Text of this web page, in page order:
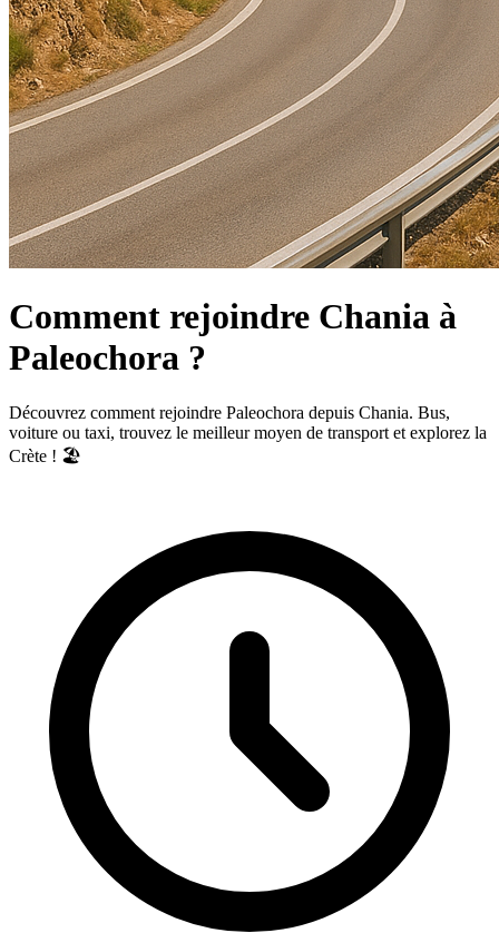
Comment rejoindre Chania à
Paleochora ?
Découvrez comment rejoindre Paleochora depuis Chania. Bus,
voiture ou taxi, trouvez le meilleur moyen de transport et explorez la
Crète ! 🏖️